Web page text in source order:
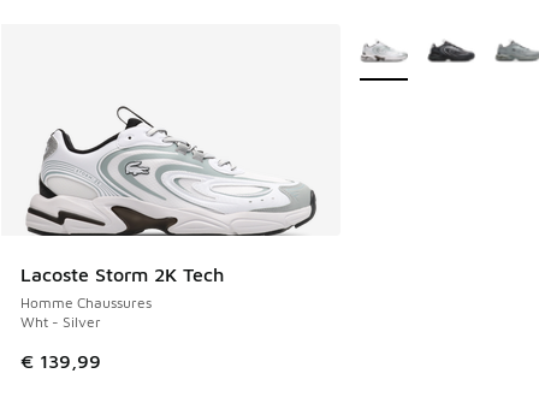
Lacoste Storm 2K Tech
Homme Chaussures
Wht - Silver
€ 139,99
Plus de couleurs